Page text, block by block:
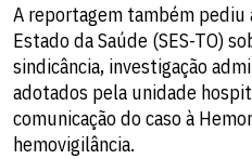
A reportagem também pediu
Estado da Saúde (SES-TO)
sindicância, investigação
adotados pela unidade
comunicação do caso à
hemovigilância.